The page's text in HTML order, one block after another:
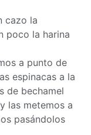
cazo la
poco la harina
a punto de
espinacas a la
de bechamel
las metemos a
pasándolos